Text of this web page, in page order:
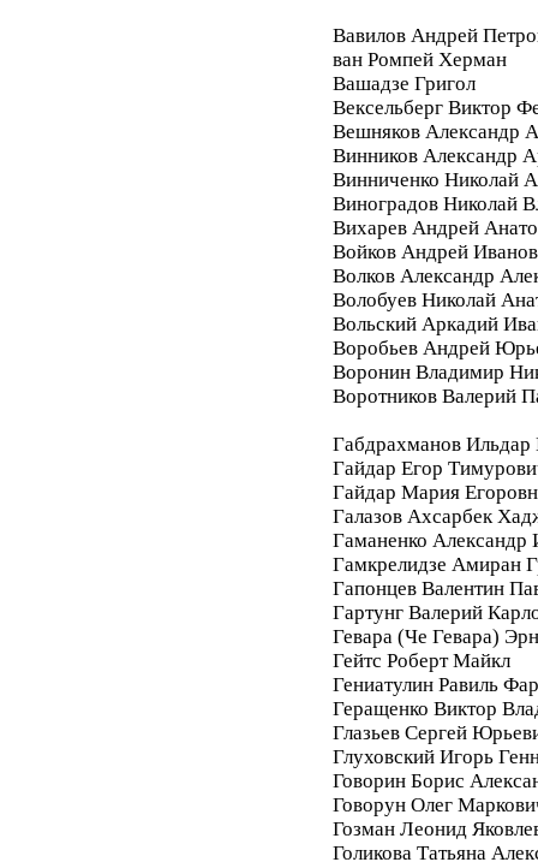
Вавилов Андрей
ван Ромпей Херман
Вашадзе Григол
Вексельберг Виктор
Вешняков Александр
Винников Александр
Винниченко Николай
Виноградов Николай
Вихарев Андрей
Войков Андрей
Волков Александр
Волобуев Николай
Вольский Аркадий
Воробьев Андрей
Воронин Владимир
Воротников Валерий
Габдрахманов Ильдар
Гайдар Егор
Гайдар Мария
Галазов Ахсарбек
Гаманенко Александр
Гамкрелидзе Амиран
Гапонцев Валентин
Гартунг Валерий
Гевара (Че Гевара)
Гейтс Роберт Майкл
Гениатулин Равиль
Геращенко Виктор
Глазьев Сергей
Глуховский Игорь
Говорин Борис
Говорун Олег
Гозман Леонид
Голикова Татьяна